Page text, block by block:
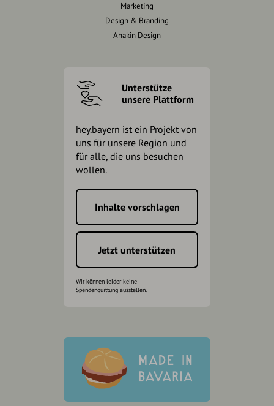
Marketing
Design & Branding
Anakin Design
Unterstütze
unsere Plattform
hey.bayern ist ein Projekt von
uns für unsere Region und
für alle, die uns besuchen
wollen.
Inhalte vorschlagen
Jetzt unterstützen
Wir können leider keine
Spendenquittung ausstellen.